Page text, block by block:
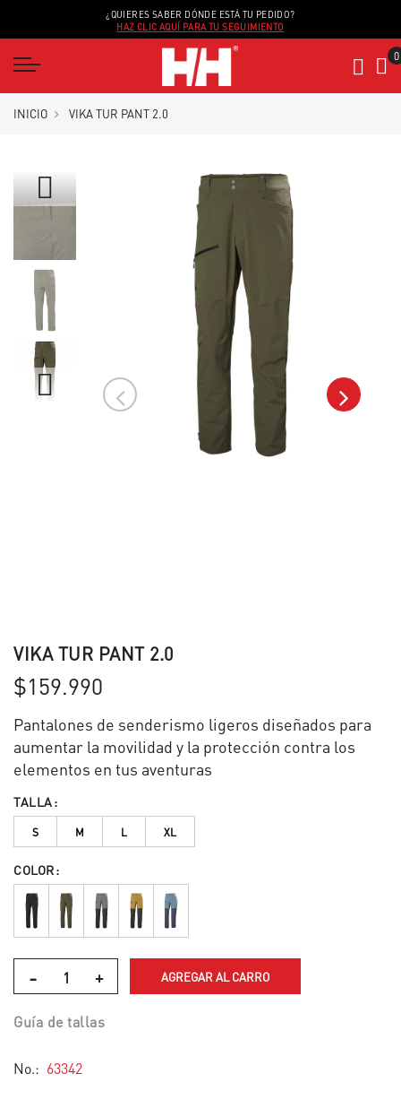
¿QUIERES SABER DÓNDE ESTÁ TU PEDIDO?
HAZ CLIC AQUÍ PARA TU SEGUIMIENTO
INICIO VIKA TUR PANT 2.0
VIKA TUR PANT 2.0
$159.990
Pantalones de senderismo ligeros diseñados para
aumentar la movilidad y la protección contra los
elementos en tus aventuras
TALLA
S M L XL
COLOR
- + AGREGAR AL CARRO
Guía de tallas
No. 63342